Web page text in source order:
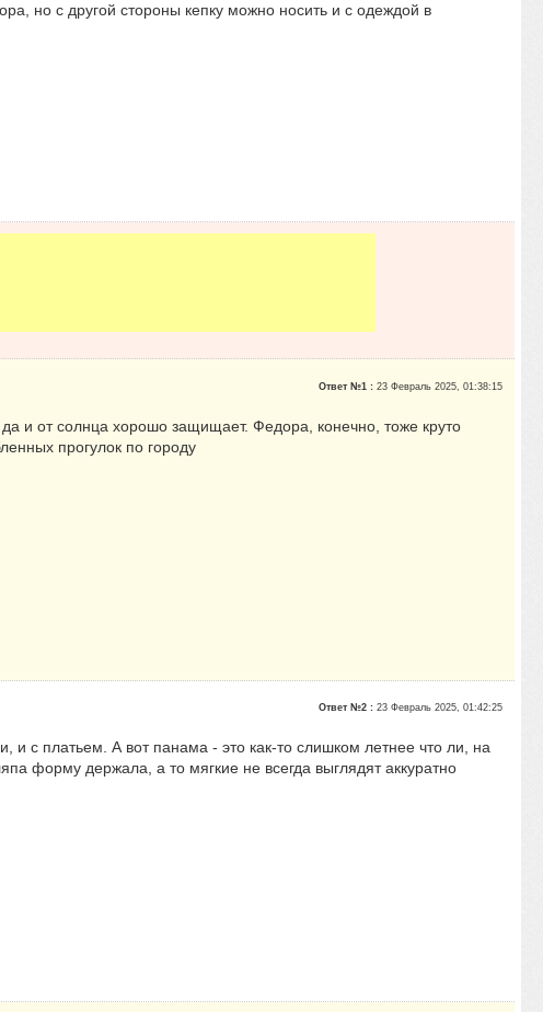
но с другой стороны кепку можно носить и с одеждой в
Ответ №1 :23 Февраль 2025, 01:38:15
и от солнца хорошо защищает. Федора, конечно, тоже круто
прогулок по городу
Ответ №2 :23 Февраль 2025, 01:42:25
с платьем. А вот панама - это как-то слишком летнее что ли, на
форму держала, а то мягкие не всегда выглядят аккуратно